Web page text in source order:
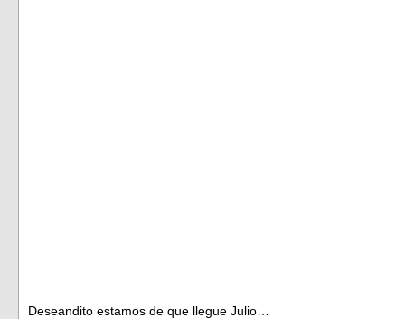
Deseandito estamos de que llegue Julio…